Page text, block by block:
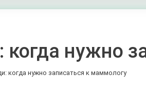
когда нужно
когда нужно записаться к маммологу